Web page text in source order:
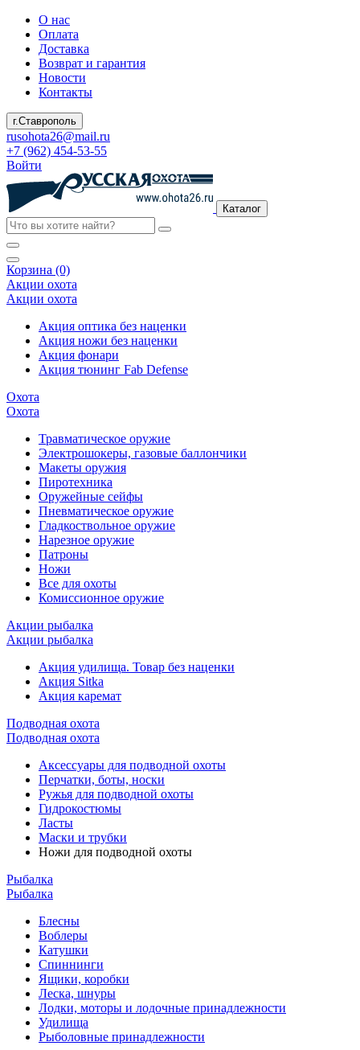
О нас
Оплата
Доставка
Возврат и гарантия
Новости
Контакты
г.Ставрополь
rusohota26@mail.ru
+7 (962) 454-53-55
Войти
Каталог
Корзина (0)
Акции охота
Акции охота
Акция оптика без наценки
Акция ножи без наценки
Акция фонари
Акция тюнинг Fab Defense
Охота
Охота
Травматическое оружие
Электрошокеры, газовые баллончики
Макеты оружия
Пиротехника
Оружейные сейфы
Пневматическое оружие
Гладкоствольное оружие
Нарезное оружие
Патроны
Ножи
Все для охоты
Комиссионное оружие
Акции рыбалка
Акции рыбалка
Акция удилища. Товар без наценки
Акция Sitka
Акция каремат
Подводная охота
Подводная охота
Аксессуары для подводной охоты
Перчатки, боты, носки
Ружья для подводной охоты
Гидрокостюмы
Ласты
Маски и трубки
Ножи для подводной охоты
Рыбалка
Рыбалка
Блесны
Воблеры
Катушки
Спиннинги
Ящики, коробки
Леска, шнуры
Лодки, моторы и лодочные принадлежности
Удилища
Рыболовные принадлежности